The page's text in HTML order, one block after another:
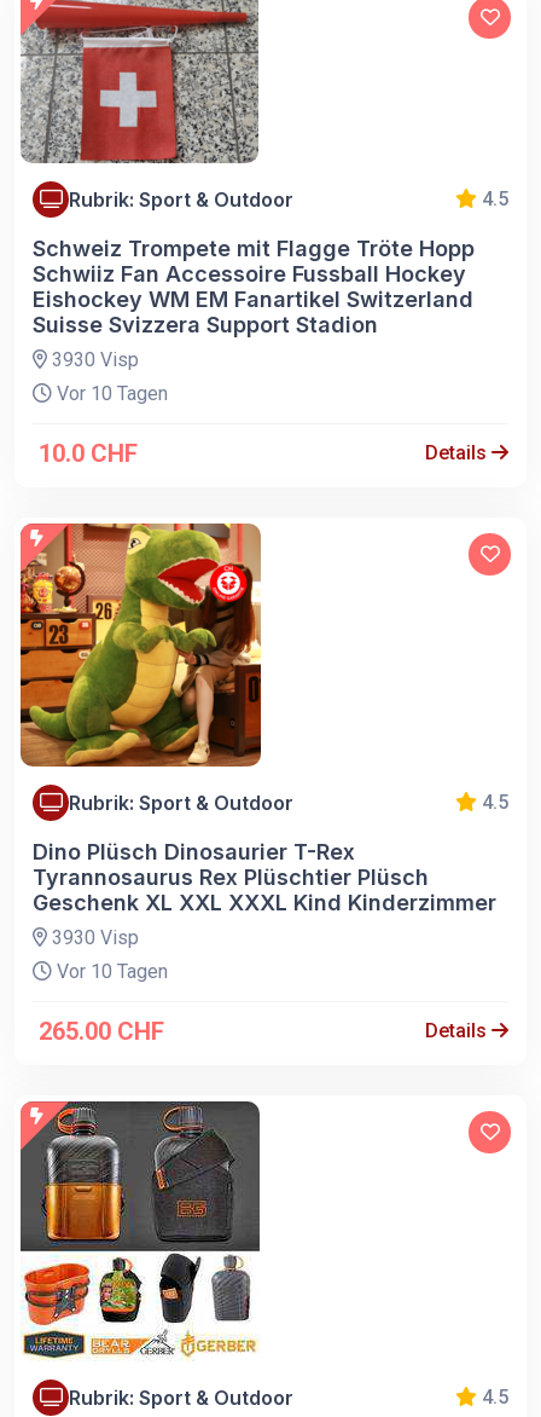
Rubrik: Sport & Outdoor 4.5
Schweiz Trompete mit Flagge Tröte Hopp
Schwiiz Fan Accessoire Fussball Hockey
Eishockey WM EM Fanartikel Switzerland
Suisse Svizzera Support Stadion
3930 Visp
Vor 10 Tagen
10.0 CHF Details
Rubrik: Sport & Outdoor 4.5
Dino Plüsch Dinosaurier T-Rex
Tyrannosaurus Rex Plüschtier Plüsch
Geschenk XL XXL XXXL Kind Kinderzimmer
3930 Visp
Vor 10 Tagen
265.00 CHF Details
Rubrik: Sport & Outdoor 4.5